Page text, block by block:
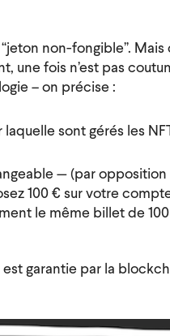
non-fongible”.
une fois n’est pas
– on précise :
sont gérés les
— (par
100 € sur votre
le même billet de
garantie par la